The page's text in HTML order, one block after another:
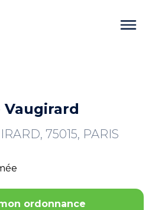
Vaugirard
75015, PARIS
ordonnance